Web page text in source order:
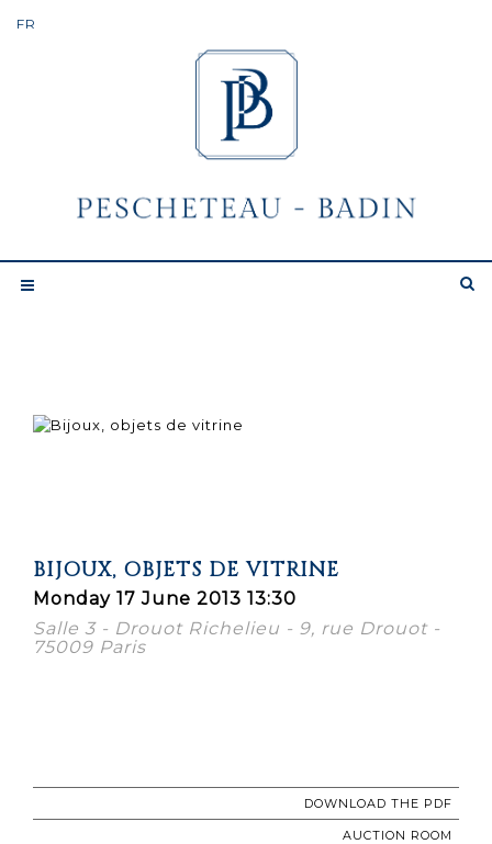
BIJOUX, OBJETS DE VITRINE
Monday 17 June 2013 13:30
Salle 3 - Drouot Richelieu - 9, rue Drouot -
75009 Paris
DOWNLOAD THE PDF
AUCTION ROOM